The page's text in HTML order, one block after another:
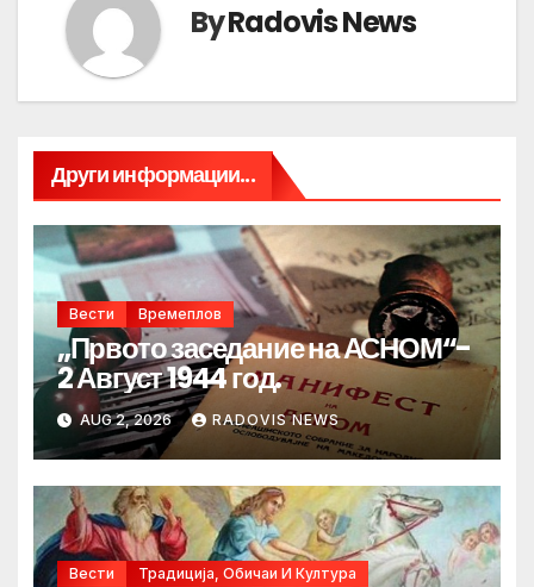
ByRadovis News
Други информации...
Вести Времеплов
„Првото заседание на АСНОМ“-
2 Август 1944 год.
AUG 2, 2026 RADOVIS NEWS
Вести Традиција, Обичаи И Култура